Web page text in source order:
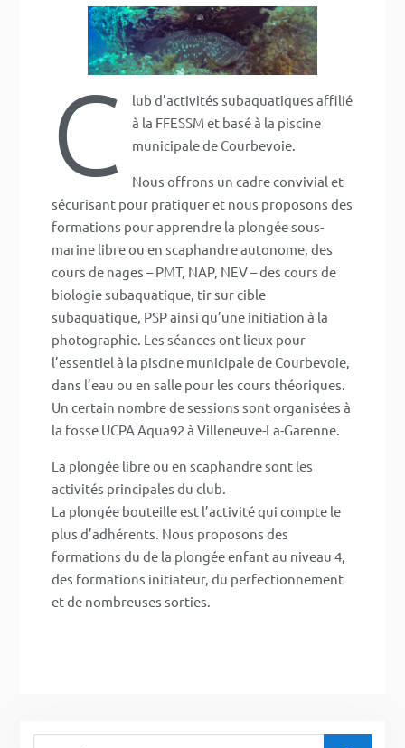
C
lub d’activités subaquatiques affilié
à la FFESSM et basé à la piscine
municipale de Courbevoie.
Nous offrons un cadre convivial et
sécurisant pour pratiquer et nous proposons des
formations pour apprendre la plongée sous-
marine libre ou en scaphandre autonome, des
cours de nages – PMT, NAP, NEV – des cours de
biologie subaquatique, tir sur cible
subaquatique, PSP ainsi qu’une initiation à la
photographie. Les séances ont lieux pour
l’essentiel à la piscine municipale de Courbevoie,
dans l’eau ou en salle pour les cours théoriques.
Un certain nombre de sessions sont organisées à
la fosse UCPA Aqua92 à Villeneuve-La-Garenne.
La plongée libre ou en scaphandre sont les
activités principales du club.
La plongée bouteille est l’activité qui compte le
plus d’adhérents. Nous proposons des
formations du de la plongée enfant au niveau 4,
des formations initiateur, du perfectionnement
et de nombreuses sorties.